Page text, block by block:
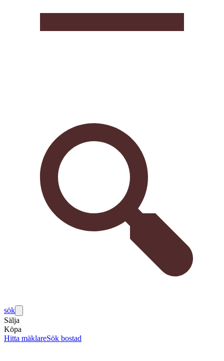
sök
Sälja
Köpa
Hitta mäklareSök bostad